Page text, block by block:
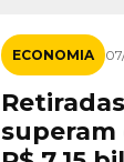
ECONOMIA
superam